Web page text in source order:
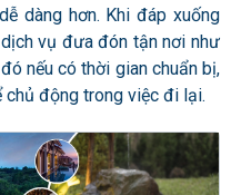
dàng hơn. Khi đáp xuống
vụ đưa đón tận nơi như
nếu có thời gian chuẩn bị,
chủ động trong việc đi lại.